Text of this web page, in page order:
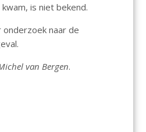
is niet bekend.
naar de
van Bergen.